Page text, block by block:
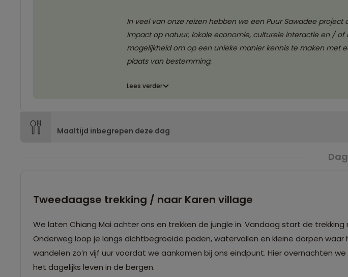
In veel van onze reizen hebben we een Puur Sawadee
impact op natuur, lokale economie, culturele interactie en /
mogelijkheid om op een unieke manier kennis te maken met
plaats van bestemming.
Lees verder
Maaltijd inbegrepen deze dag
Tweedaagse trekking / naar Karen village
We laten Chiang Mai achter ons en trekken de jungle in. Vandaag start de
Onderweg loop je langs dichtbegroeide paden, watervallen en kleine dorpen
wandelen zo’n vijf uur voordat we aankomen bij ons eindpunt. Hier overnachten
het dagelijks leven in de bergen.